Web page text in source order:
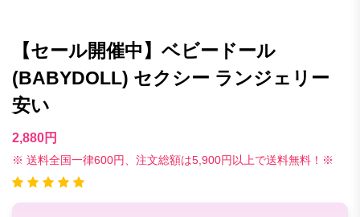
【セール開催中】ベビードール
(BABYDOLL) セクシー ランジェリー
安い
2,880円
※ 送料全国一律600円、注文総額は5,900円以上で送料無料！※